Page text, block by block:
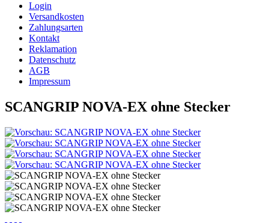
Login
Versandkosten
Zahlungsarten
Kontakt
Reklamation
Datenschutz
AGB
Impressum
SCANGRIP NOVA-EX ohne Stecker